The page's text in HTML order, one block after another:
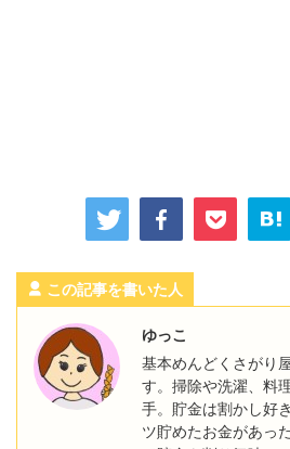
この記事を書いた人
ゆっこ
基本めんどくさがり
す。掃除や洗濯、料
手。貯金は割かし好
ツ貯めたお金があっ